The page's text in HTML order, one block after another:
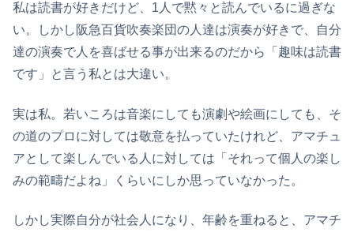
私は読書が好きだけど、1人で黙々と読んでいるに過ぎな
い。しかし阪急百貨吹奏楽団の人達は演奏が好きで、自分
達の演奏で人を喜ばせる事が出来るのだから「趣味は読書
です」と言う私とは大違い。
実は私。若いころは音楽にしても演劇や絵画にしても、そ
の道のプロに対しては敬意を払っていたけれど、アマチュ
アとして楽しんでいる人に対しては「それって個人の楽し
みの範疇だよね」くらいにしか思っていなかった。
しかし実際自分が社会人になり、年齢を重ねると、アマチ